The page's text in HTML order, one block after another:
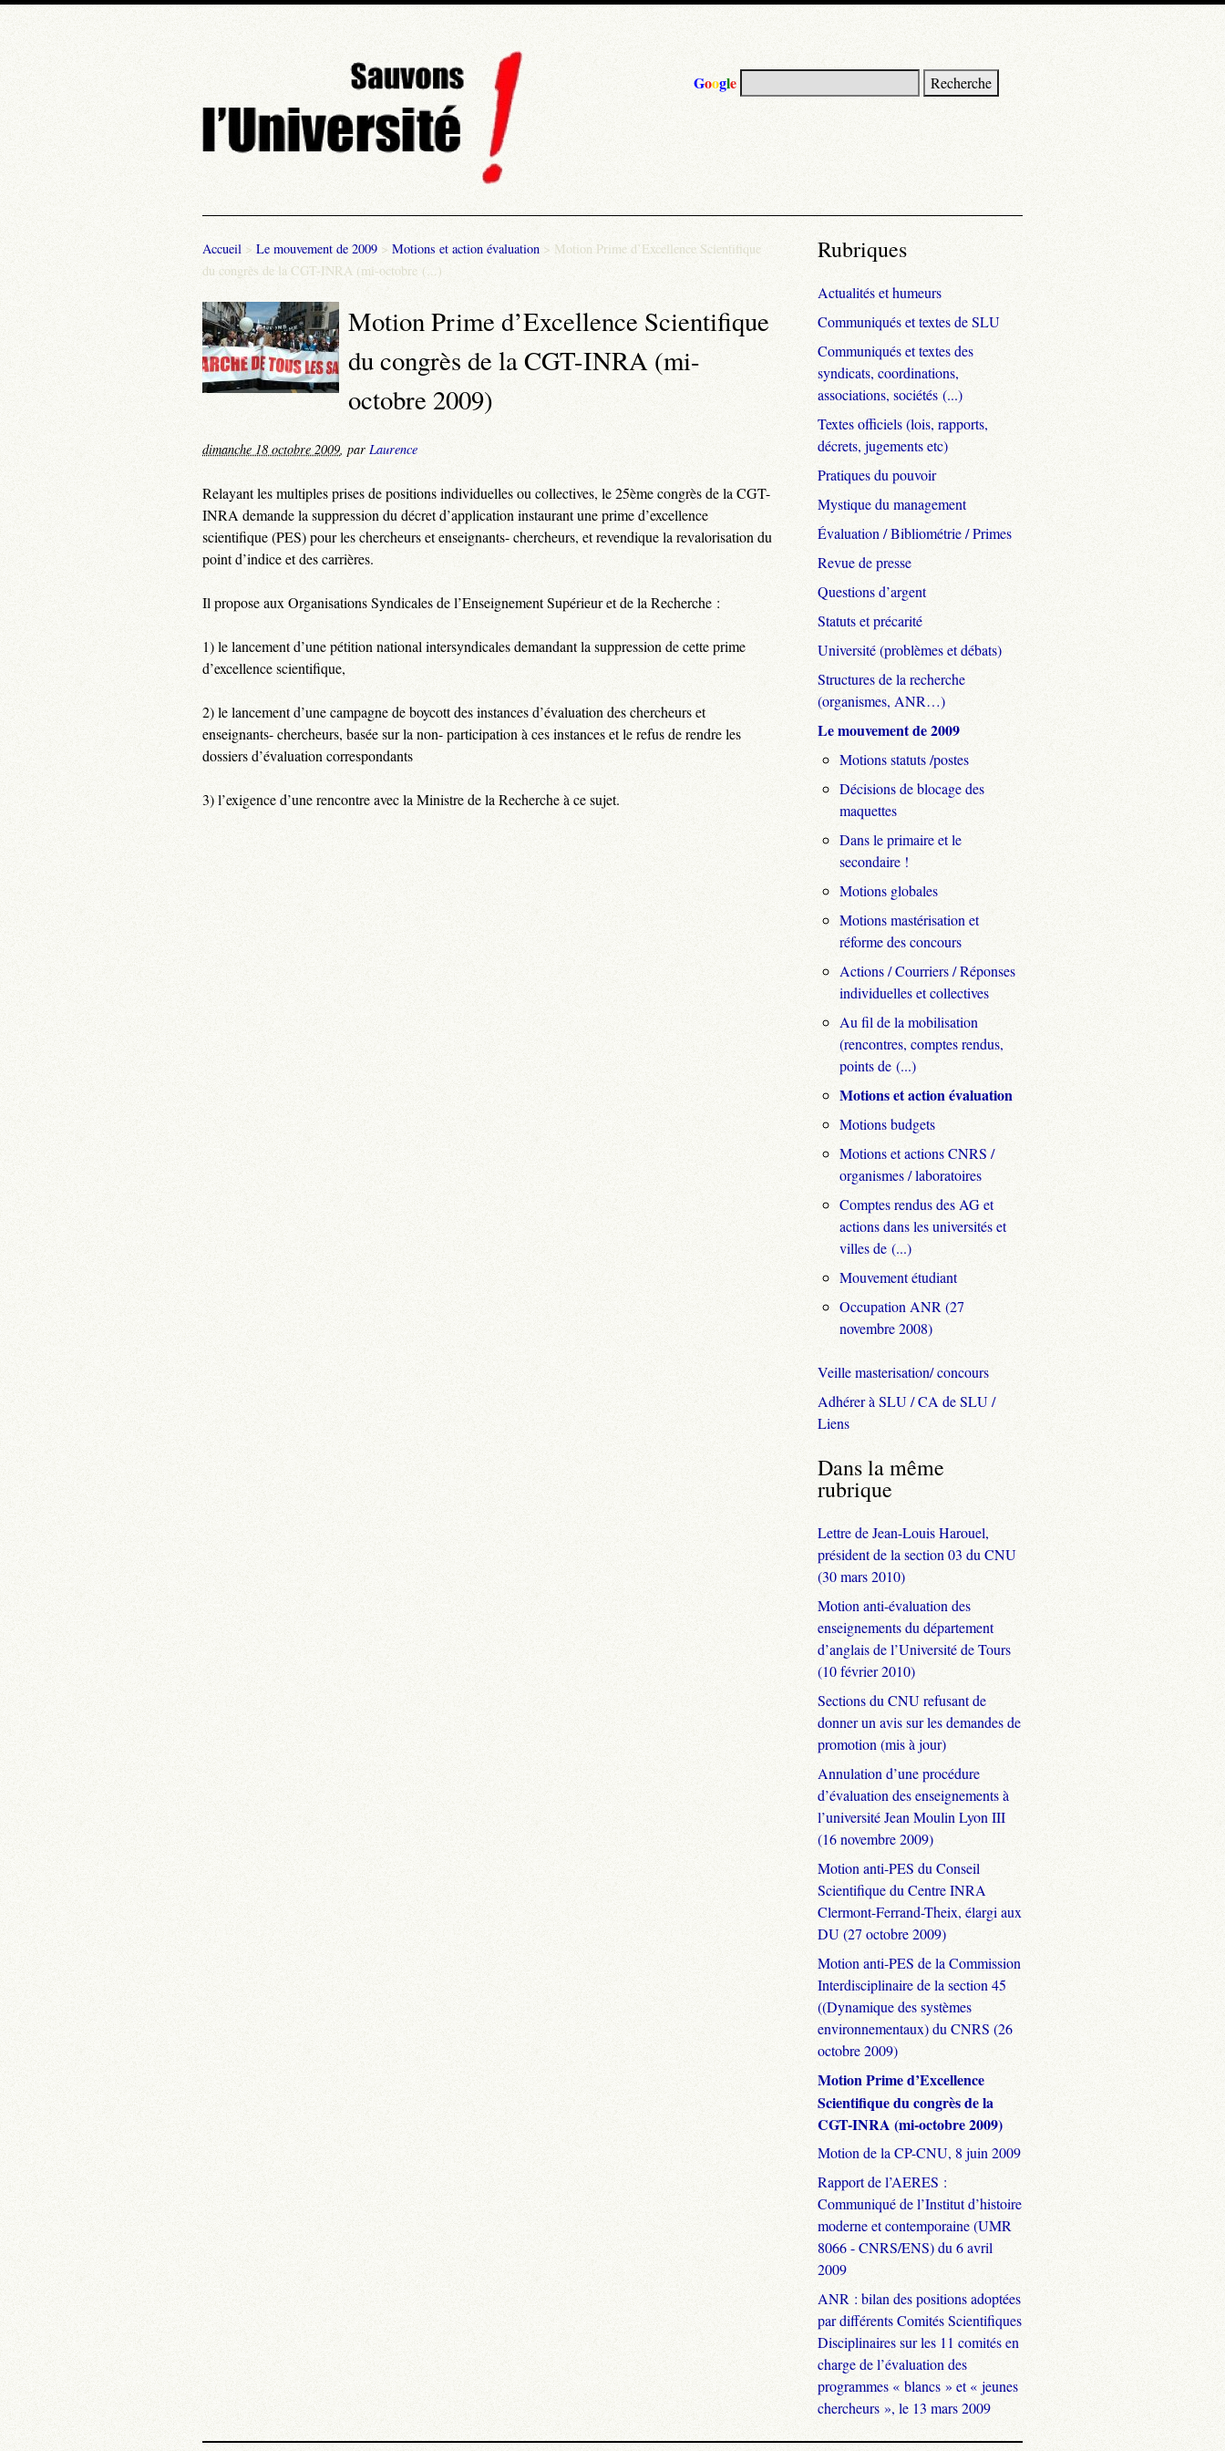
Accueil > Le mouvement de 2009 > Motions et action évaluation > Motion Prime d’Excellence Scientifique
du congrès de la CGT-INRA (mi-octobre (...)
Motion Prime d’Excellence Scientifique
du congrès de la CGT-INRA (mi-
octobre 2009)
dimanche 18 octobre 2009, par Laurence
Relayant les multiples prises de positions individuelles ou collectives, le 25ème congrès de la CGT-
INRA demande la suppression du décret d’application instaurant une prime d’excellence
scientifique (PES) pour les chercheurs et enseignants- chercheurs, et revendique la revalorisation du
point d’indice et des carrières.
Il propose aux Organisations Syndicales de l’Enseignement Supérieur et de la Recherche :
1) le lancement d’une pétition national intersyndicales demandant la suppression de cette prime
d’excellence scientifique,
2) le lancement d’une campagne de boycott des instances d’évaluation des chercheurs et
enseignants- chercheurs, basée sur la non- participation à ces instances et le refus de rendre les
dossiers d’évaluation correspondants
3) l’exigence d’une rencontre avec la Ministre de la Recherche à ce sujet.
Rubriques
Actualités et humeurs
Communiqués et textes de SLU
Communiqués et textes des
syndicats, coordinations,
associations, sociétés (...)
Textes officiels (lois, rapports,
décrets, jugements etc)
Pratiques du pouvoir
Mystique du management
Évaluation / Bibliométrie / Primes
Revue de presse
Questions d’argent
Statuts et précarité
Université (problèmes et débats)
Structures de la recherche
(organismes, ANR…)
Le mouvement de 2009
Motions statuts /postes
Décisions de blocage des
maquettes
Dans le primaire et le
secondaire !
Motions globales
Motions mastérisation et
réforme des concours
Actions / Courriers / Réponses
individuelles et collectives
Au fil de la mobilisation
(rencontres, comptes rendus,
points de (...)
Motions et action évaluation
Motions budgets
Motions et actions CNRS /
organismes / laboratoires
Comptes rendus des AG et
actions dans les universités et
villes de (...)
Mouvement étudiant
Occupation ANR (27
novembre 2008)
Veille masterisation/ concours
Adhérer à SLU / CA de SLU /
Liens
Google
Dans la même
rubrique
Lettre de Jean-Louis Harouel,
président de la section 03 du CNU
(30 mars 2010)
Motion anti-évaluation des
enseignements du département
d’anglais de l’Université de Tours
(10 février 2010)
Sections du CNU refusant de
donner un avis sur les demandes de
promotion (mis à jour)
Annulation d’une procédure
d’évaluation des enseignements à
l’université Jean Moulin Lyon III
(16 novembre 2009)
Motion anti-PES du Conseil
Scientifique du Centre INRA
Clermont-Ferrand-Theix, élargi aux
DU (27 octobre 2009)
Motion anti-PES de la Commission
Interdisciplinaire de la section 45
((Dynamique des systèmes
environnementaux) du CNRS (26
octobre 2009)
Motion Prime d’Excellence
Scientifique du congrès de la
CGT-INRA (mi-octobre 2009)
Motion de la CP-CNU, 8 juin 2009
Rapport de l’AERES :
Communiqué de l’Institut d’histoire
moderne et contemporaine (UMR
8066 - CNRS/ENS) du 6 avril
2009
ANR : bilan des positions adoptées
par différents Comités Scientifiques
Disciplinaires sur les 11 comités en
charge de l’évaluation des
programmes « blancs » et « jeunes
chercheurs », le 13 mars 2009